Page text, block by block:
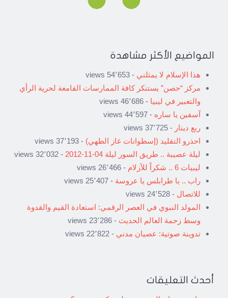
المواضيع الأكثر مشاهدة
هذا الإسلام لا يمثلني - 54٬653 views
مركز “حصن” يستنكر كافة الممارسات القامعة لحرية الرأي
والتعبير في ليبيا - 46٬686 views
آسفين يا ساره - 44٬597 views
ربع دينار - 37٬725 views
احذرو التقليد (إسطوانات غاز الطهي) - 37٬193 views
ليلة عصيبة .. طريق السور ليلة 04-11-2012
- 32٬032 views
ليبيات 6 .. شكراً للأزلام
- 26٬466 views
راب .. يا طرابلس يا عروسة - 25٬407 views
للاتصال - 24٬528 views
المولد النبوي في العصر الرقمي: استعادة القيم والقدوة
وسط زحمة العالم الحديث - 23٬286 views
تدوينة صوتية: عصيان مدني - 22٬822 views
أحدث التعليقات